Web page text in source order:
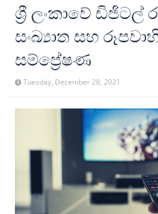
ශ්‍රී ලංකාවේ ඩිජිටල්
සංඛ්‍යාත සහ
සම්ප්‍රේෂණ
Tuesday, December 28, 2021